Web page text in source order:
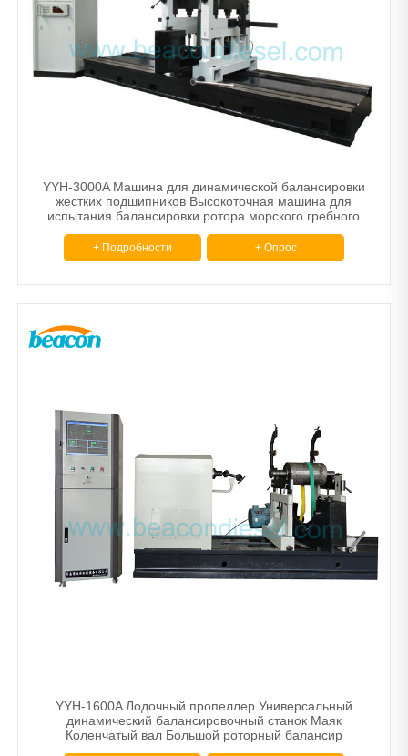
YYH-3000A Машина для динамической балансировки
жестких подшипников Высокоточная машина для
испытания балансировки ротора морского гребного
+ Подробности + Опрос
YYH-1600A Лодочный пропеллер Универсальный
динамический балансировочный станок Маяк
Коленчатый вал Большой роторный балансир